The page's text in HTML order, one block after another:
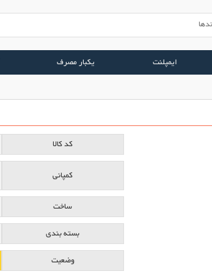
ایمپلنت یکبار مصرف
کد کالا
کمپانی
ساخت
بسته بندی
وضعیت